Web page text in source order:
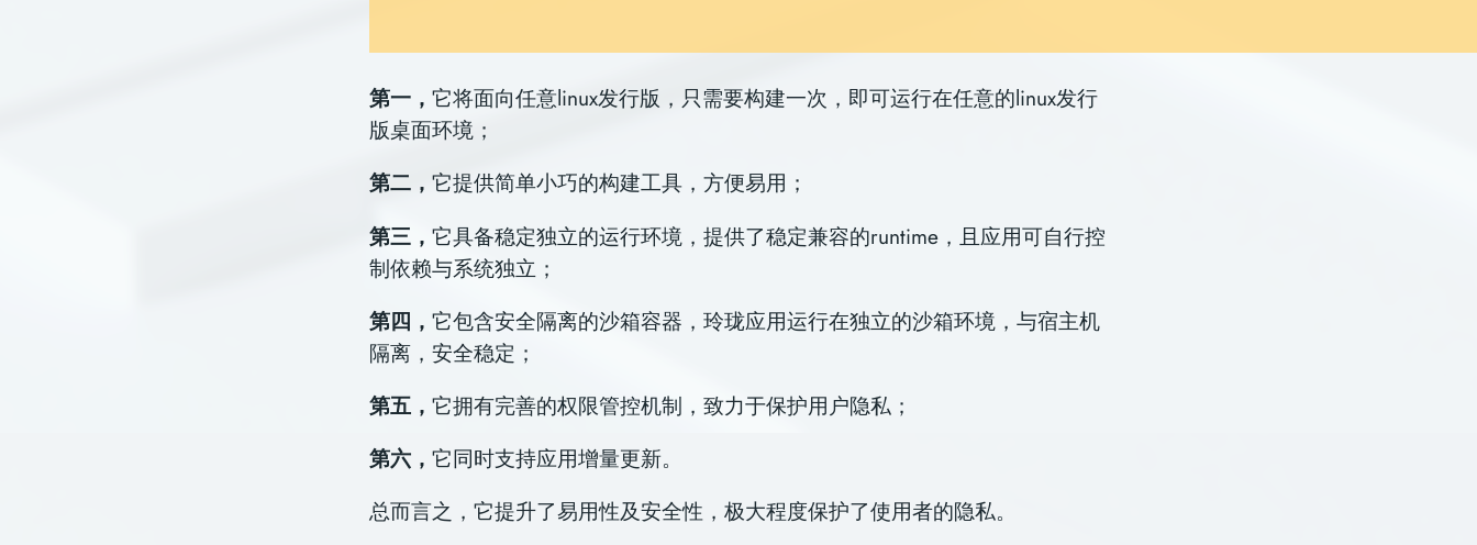
第一， 它将面向任意linux发行版，只需要构建一次，即可运行在任意的linux发行
版桌面环境；
第二， 它提供简单小巧的构建工具，方便易用；
第三， 它具备稳定独立的运行环境，提供了稳定兼容的runtime，且应用可自行控
制依赖与系统独立；
第四， 它包含安全隔离的沙箱容器，玲珑应用运行在独立的沙箱环境，与宿主机
隔离，安全稳定；
第五， 它拥有完善的权限管控机制，致力于保护用户隐私；
第六， 它同时支持应用增量更新。
总而言之，它提升了易用性及安全性，极大程度保护了使用者的隐私。